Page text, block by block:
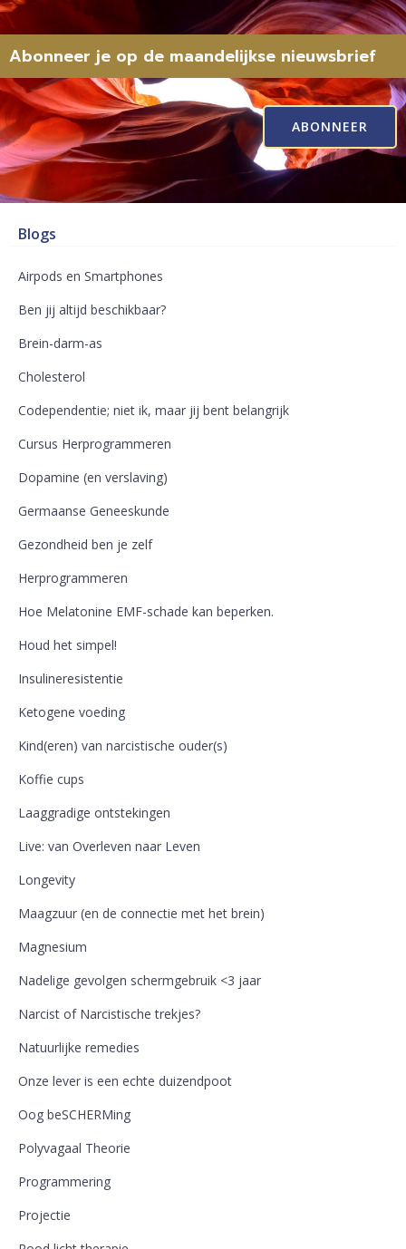
Abonneer je op de maandelijkse nieuwsbrief
ABONNEER
Blogs
Airpods en Smartphones
Ben jij altijd beschikbaar?
Brein-darm-as
Cholesterol
Codependentie; niet ik, maar jij bent belangrijk
Cursus Herprogrammeren
Dopamine (en verslaving)
Germaanse Geneeskunde
Gezondheid ben je zelf
Herprogrammeren
Hoe Melatonine EMF-schade kan beperken.
Houd het simpel!
Insulineresistentie
Ketogene voeding
Kind(eren) van narcistische ouder(s)
Koffie cups
Laaggradige ontstekingen
Live: van Overleven naar Leven
Longevity
Maagzuur (en de connectie met het brein)
Magnesium
Nadelige gevolgen schermgebruik <3 jaar
Narcist of Narcistische trekjes?
Natuurlijke remedies
Onze lever is een echte duizendpoot
Oog beSCHERMing
Polyvagaal Theorie
Programmering
Projectie